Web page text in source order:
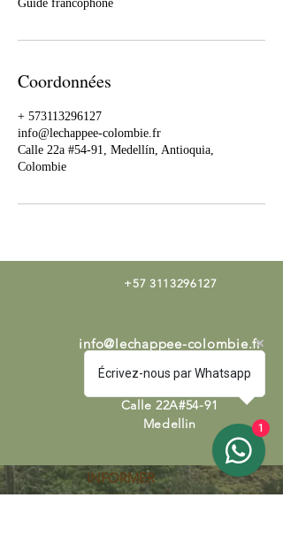
Guide francophone
Coordonnées
+ 573113296127
info@lechappee-colombie.fr
Calle 22a #54-91, Medellín, Antioquia,
Colombie
+57 3113296127
info@lechappee-colombie.fr
Calle 22A#54-91
Medellin
INFORMER
Écrivez-nous par Whatsapp
1